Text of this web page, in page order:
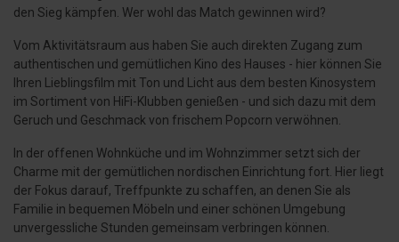
den Sieg kämpfen. Wer wohl das Match gewinnen wird?
Vom Aktivitätsraum aus haben Sie auch direkten Zugang zum
authentischen und gemütlichen Kino des Hauses - hier können Sie
Ihren Lieblingsfilm mit Ton und Licht aus dem besten Kinosystem
im Sortiment von HiFi-Klubben genießen - und sich dazu mit dem
Geruch und Geschmack von frischem Popcorn verwöhnen.
In der offenen Wohnküche und im Wohnzimmer setzt sich der
Charme mit der gemütlichen nordischen Einrichtung fort. Hier liegt
der Fokus darauf, Treffpunkte zu schaffen, an denen Sie als
Familie in bequemen Möbeln und einer schönen Umgebung
unvergessliche Stunden gemeinsam verbringen können.